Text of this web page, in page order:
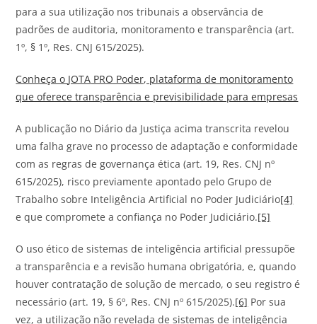
para a sua utilização nos tribunais a observância de
padrões de auditoria, monitoramento e transparência (art.
1º, § 1º, Res. CNJ 615/2025).
Conheça o JOTA PRO Poder, plataforma de monitoramento
que oferece transparência e previsibilidade para empresas
A publicação no Diário da Justiça acima transcrita revelou
uma falha grave no processo de adaptação e conformidade
com as regras de governança ética (art. 19, Res. CNJ nº
615/2025), risco previamente apontado pelo Grupo de
Trabalho sobre Inteligência Artificial no Poder Judiciário[4]
e que compromete a confiança no Poder Judiciário.[5]
O uso ético de sistemas de inteligência artificial pressupõe
a transparência e a revisão humana obrigatória, e, quando
houver contratação de solução de mercado, o seu registro é
necessário (art. 19, § 6º, Res. CNJ nº 615/2025).[6] Por sua
vez, a utilização não revelada de sistemas de inteligência